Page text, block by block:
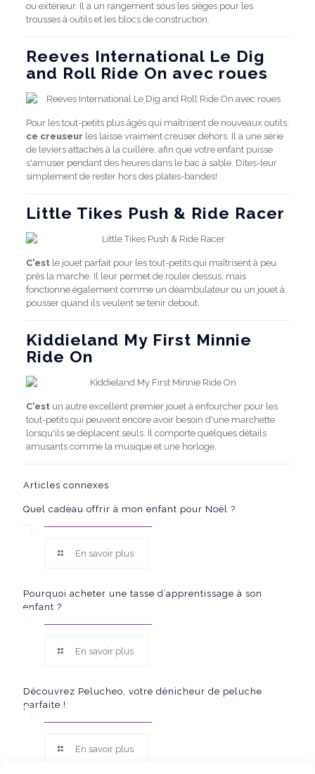
ou extérieur. Il a un rangement sous les sièges pour les
trousses à outils et les blocs de construction.
Reeves International Le Dig
and Roll Ride On avec roues
Pour les tout-petits plus âgés qui maîtrisent de nouveaux outils,
ce creuseur les laisse vraiment creuser dehors. Il a une série
de leviers attachés à la cuillère, afin que votre enfant puisse
s'amuser pendant des heures dans le bac à sable. Dites-leur
simplement de rester hors des plates-bandes!
Little Tikes Push & Ride Racer
C'estle jouet parfait pour les tout-petits qui maîtrisent à peu
près la marche. Il leur permet de rouler dessus, mais
fonctionne également comme un déambulateur ou un jouet à
pousser quand ils veulent se tenir debout.
Kiddieland My First Minnie
Ride On
C'estun autre excellent premier jouet à enfourcher pour les
tout-petits qui peuvent encore avoir besoin d'une marchette
lorsqu'ils se déplacent seuls. Il comporte quelques détails
amusants comme la musique et une horloge.
Articles connexes
Quel cadeau offrir à mon enfant pour Noël ?
En savoir plus
Pourquoi acheter une tasse d’apprentissage à son
enfant ?
En savoir plus
Découvrez Pelucheo, votre dénicheur de peluche
parfaite !
En savoir plus